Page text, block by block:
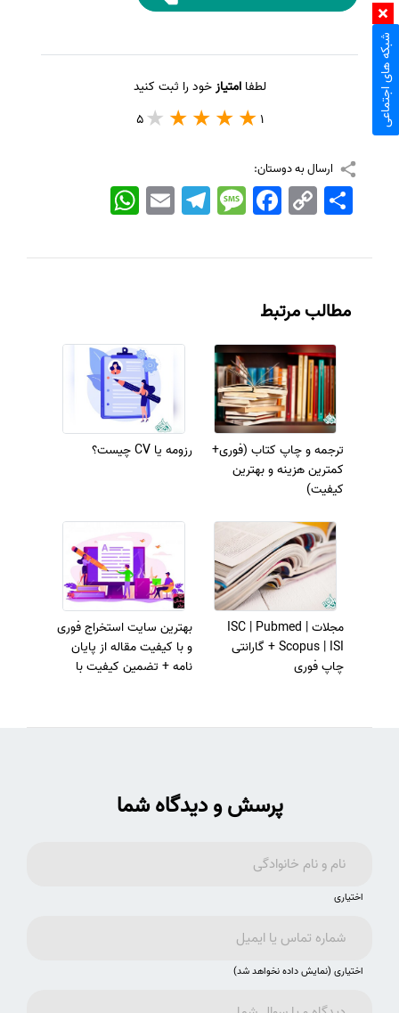
لطفاامتیازخود را ثبت کنید
1
5
ارسال به دوستان:
WhatsApp EmailTelegramMessageFacebook Copy
Link
اشتراک
مطالب مرتبط
ترجمه و چاپ کتاب (فوری+
کمترین هزینه و بهترین
کیفیت)
رزومه یا CV چیست؟
مجلات ISC | Pubmed |
Scopus | ISI + گارانتی
چاپ فوری
بهترین سایت استخراج فوری
و با کیفیت مقاله از پایان
نامه + تضمین کیفیت با
پرسش و دیدگاه شما
اختیاری
اختیاری (نمایش داده نخواهد شد)
شبکه های اجتماعی